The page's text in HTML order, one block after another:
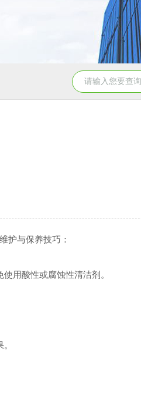
双工位弹
护与保养技巧：
用酸性或腐蚀性清洁剂。